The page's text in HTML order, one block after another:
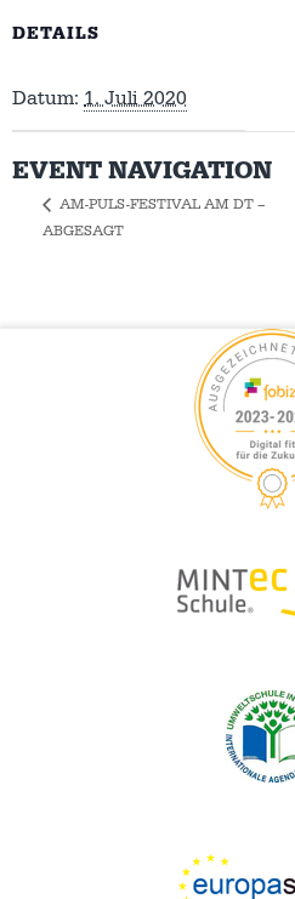
DETAILS
Datum: 1. Juli 2020
EVENT NAVIGATION
AM-PULS-FESTIVAL AM DT –
ABGESAGT